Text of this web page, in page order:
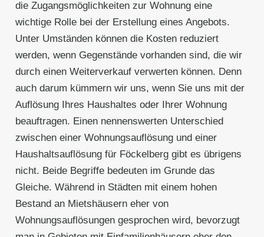
die Zugangsmöglichkeiten zur Wohnung eine
wichtige Rolle bei der Erstellung eines Angebots.
Unter Umständen können die Kosten reduziert
werden, wenn Gegenstände vorhanden sind, die wir
durch einen Weiterverkauf verwerten können. Denn
auch darum kümmern wir uns, wenn Sie uns mit der
Auflösung Ihres Haushaltes oder Ihrer Wohnung
beauftragen. Einen nennenswerten Unterschied
zwischen einer Wohnungsauflösung und einer
Haushaltsauflösung für Föckelberg gibt es übrigens
nicht. Beide Begriffe bedeuten im Grunde das
Gleiche. Während in Städten mit einem hohen
Bestand an Mietshäusern eher von
Wohnungsauflösungen gesprochen wird, bevorzugt